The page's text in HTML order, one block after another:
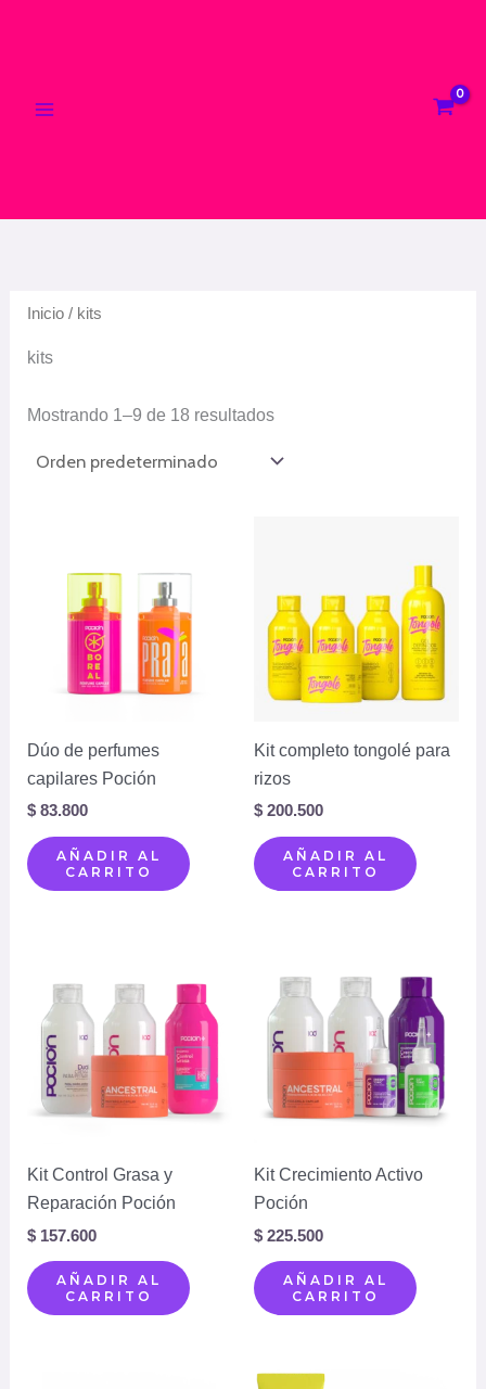
Inicio / kits
kits
Mostrando 1–9 de 18 resultados
Dúo de perfumes
capilares Poción
$ 83.800
AÑADIR AL
CARRITO
Kit completo tongolé para
rizos
$ 200.500
AÑADIR AL
CARRITO
Kit Control Grasa y
Reparación Poción
$ 157.600
AÑADIR AL
CARRITO
Kit Crecimiento Activo
Poción
$ 225.500
AÑADIR AL
CARRITO